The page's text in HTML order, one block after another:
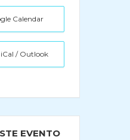
Calendar
/ Outlook
EVENTO